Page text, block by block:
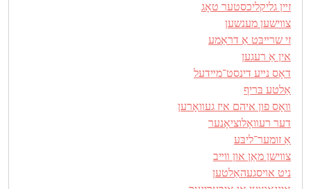
זײן גליקליכסטער טאָג
צװישען מענשען
זי שרײבּט אַ דראַמע
אין אַ רעגען
דאָס נײע דינסט־מײדעל
אַלטע בּריף
װאָס פון איהם איז געװאָרען
דער רעװאָלוציאָנער
אַ זומער־ליבּע
צװישן מאַן און װײב
ניט אױסגעהאַלטען